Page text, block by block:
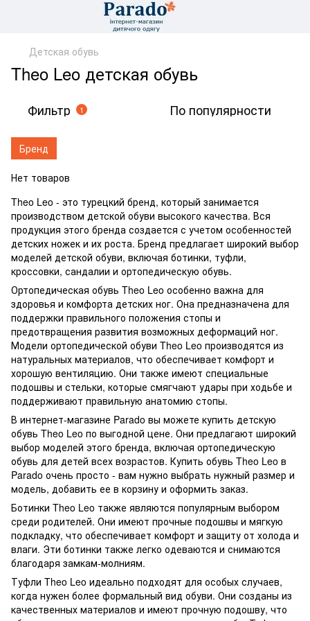
Детская обувь
Theo Leo детская обувь
Фильтр 1 По популярности
Бренд
Нет товаров
Theo Leo - это турецкий бренд, который занимается
производством детской обуви высокого качества. Вся
продукция этого бренда создается с учетом особенностей
детских ножек и их роста. Бренд предлагает широкий выбор
моделей детской обуви, включая ботинки, туфли,
кроссовки, сандалии и ортопедическую обувь.
Ортопедическая обувь Theo Leo особенно важна для
здоровья и комфорта детских ног. Она предназначена для
поддержки правильного положения стопы и
предотвращения развития возможных деформаций ног.
Модели ортопедической обуви Theo Leo производятся из
натуральных материалов, что обеспечивает комфорт и
хорошую вентиляцию. Они также имеют специальные
подошвы и стельки, которые смягчают удары при ходьбе и
поддерживают правильную анатомию стопы.
В интернет-магазине Parado вы можете купить детскую
обувь Theo Leo по выгодной цене. Они предлагают широкий
выбор моделей этого бренда, включая ортопедическую
обувь для детей всех возрастов. Купить обувь Theo Leo в
Parado очень просто - вам нужно выбрать нужный размер и
модель, добавить ее в корзину и оформить заказ.
Ботинки Theo Leo также являются популярным выбором
среди родителей. Они имеют прочные подошвы и мягкую
подкладку, что обеспечивает комфорт и защиту от холода и
влаги. Эти ботинки также легко одеваются и снимаются
благодаря замкам-молниям.
Туфли Theo Leo идеально подходят для особых случаев,
когда нужен более формальный вид обуви. Они созданы из
качественных материалов и имеют прочную подошву, что